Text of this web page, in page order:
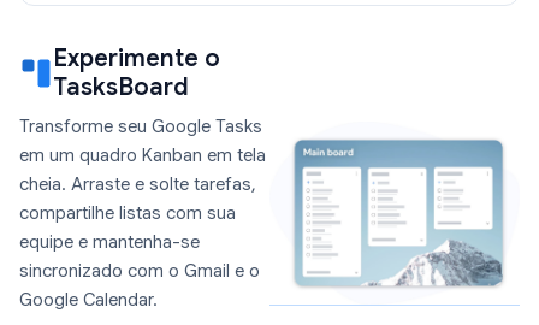
Experimente o
TasksBoard
Transforme seu Google Tasks
em um quadro Kanban em tela
cheia. Arraste e solte tarefas,
compartilhe listas com sua
equipe e mantenha-se
sincronizado com o Gmail e o
Google Calendar.